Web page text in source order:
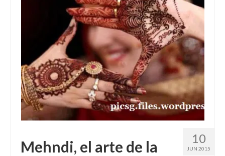
10
JUN 2015
Mehndi, el arte de la